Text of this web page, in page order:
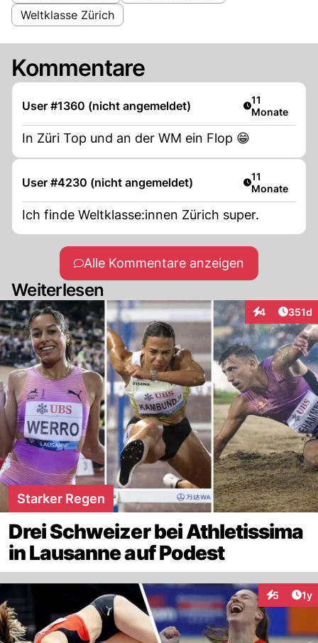
Weltklasse Zürich
Kommentare
User #1360 (nicht angemeldet) Artikel
11
Monate
In Züri Top und an der WM ein Flop 😁
User #4230 (nicht angemeldet) Artikel
11
Monate
Ich finde Weltklasse:innen Zürich super.
Alle Kommentare anzeigen
Weiterlesen
4
Interaktionen
351d
Starker Regen
Drei Schweizer bei Athletissima
in Lausanne auf Podest
5 1y